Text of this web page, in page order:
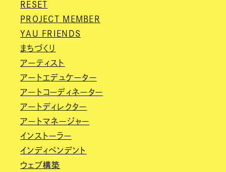
RESET
PROJECT MEMBER
YAU FRIENDS
まちづくり
アーティスト
アートエデュケーター
アートコーディネーター
アートディレクター
アートマネージャー
インストーラー
インディペンデント
ウェブ構築